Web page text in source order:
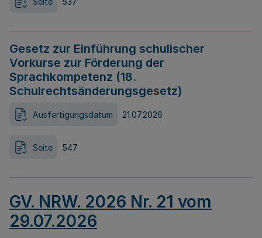
Gesetz zur Einführung schulischer
Vorkurse zur Förderung der
Sprachkompetenz (18.
Schulrechtsänderungsgesetz)
Ausfertigungsdatum 21.07.2026
Seite 547
GV. NRW. 2026 Nr. 21 vom
29.07.2026